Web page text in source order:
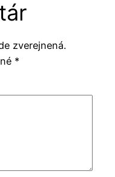
zverejnená.
*